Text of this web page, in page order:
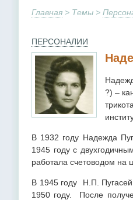
Главная > Темы >
ПЕРСОНАЛИИ
?) –
В 1932 году Надежда
1945 году с
работала счетоводом на
В 1945 году Н.П. Пугасей
1950 году. После